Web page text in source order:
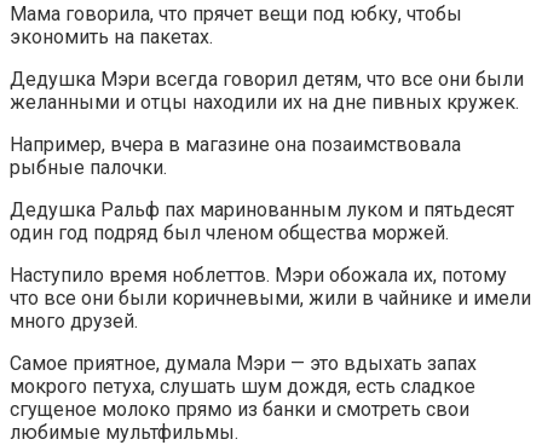
Мама говорила, что прячет вещи под юбку, чтобы
экономить на пакетах.
Дедушка Мэри всегда говорил детям, что все они были
желанными и отцы находили их на дне пивных кружек.
Например, вчера в магазине она позаимствовала
рыбные палочки.
Дедушка Ральф пах маринованным луком и пятьдесят
один год подряд был членом общества моржей.
Наступило время ноблеттов. Мэри обожала их, потому
что все они были коричневыми, жили в чайнике и имели
много друзей.
Самое приятное, думала Мэри — это вдыхать запах
мокрого петуха, слушать шум дождя, есть сладкое
сгущеное молоко прямо из банки и смотреть свои
любимые мультфильмы.